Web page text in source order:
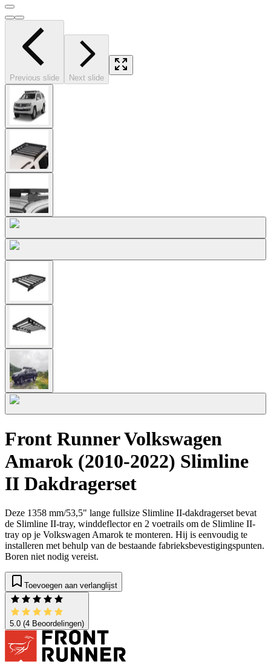
Previous slide Next slide
Front Runner Volkswagen
Amarok (2010-2022) Slimline
II Dakdragerset
Deze 1358 mm/53,5" lange fullsize Slimline II-dakdragerset bevat
de Slimline II-tray, winddeflector en 2 voetrails om de Slimline II-
tray op je Volkswagen Amarok te monteren. Hij is eenvoudig te
installeren met behulp van de bestaande fabrieksbevestigingspunten.
Boren niet nodig vereist.
Toevoegen aan verlanglijst
5.0 (4 Beoordelingen)